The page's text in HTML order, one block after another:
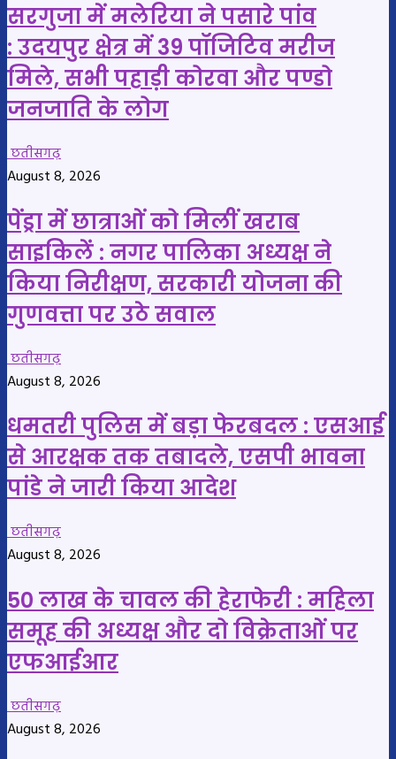
सरगुजा में मलेरिया ने पसारे पांव
: उदयपुर क्षेत्र में 39 पॉजिटिव मरीज
मिले, सभी पहाड़ी कोरवा और पण्डो
जनजाति के लोग
छतीसगढ़
August 8, 2026
पेंड्रा में छात्राओं को मिलीं खराब
साइकिलें : नगर पालिका अध्यक्ष ने
किया निरीक्षण, सरकारी योजना की
गुणवत्ता पर उठे सवाल
छतीसगढ़
August 8, 2026
धमतरी पुलिस में बड़ा फेरबदल : एसआई
से आरक्षक तक तबादले, एसपी भावना
पांडे ने जारी किया आदेश
छतीसगढ़
August 8, 2026
50 लाख के चावल की हेराफेरी : महिला
समूह की अध्यक्ष और दो विक्रेताओं पर
एफआईआर
छतीसगढ़
August 8, 2026